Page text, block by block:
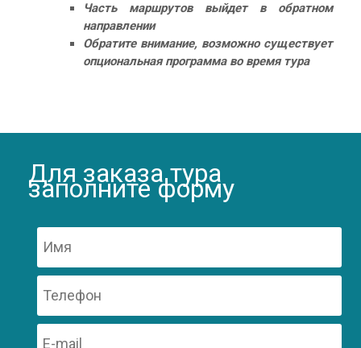
Чаcть маршрутов выйдет в обратном
направлении
Обратите внимание, возможно существует
опциональная программа во время тура
Для заказа тура
заполните форму